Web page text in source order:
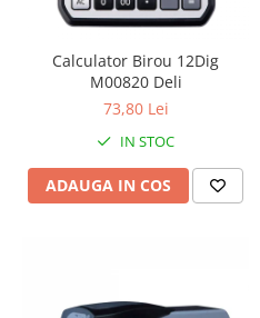
Calculator Birou 12Dig
M00820 Deli
73,80 Lei
IN STOC
ADAUGA IN COS